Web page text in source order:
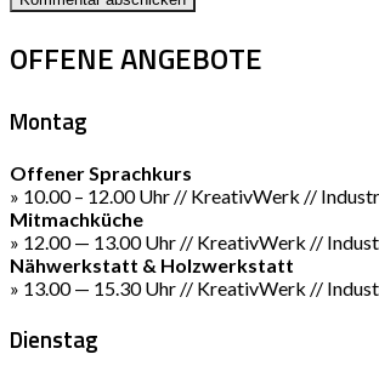
OFFENE ANGEBOTE
Montag
Offener Sprachkurs
» 10.00 – 12.00 Uhr // KreativWerk //
Mitmachküche
» 12.00 — 13.00 Uhr // KreativWerk //
Nähwerkstatt & Holzwerkstatt
» 13.00 — 15.30 Uhr // KreativWerk //
Dienstag